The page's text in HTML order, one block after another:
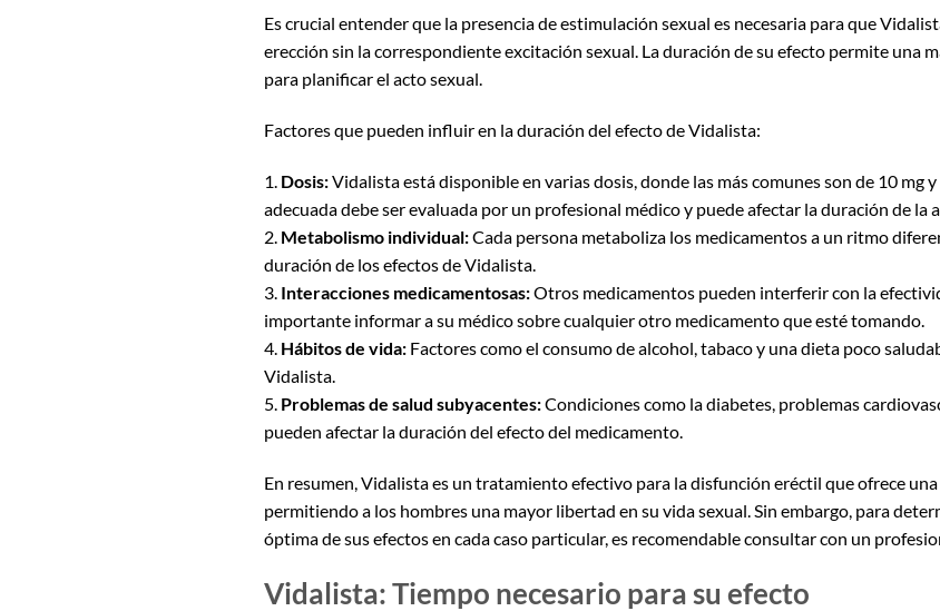
Es crucial entender que la presencia de estimulación sexual es necesaria para que
erección sin la correspondiente excitación sexual. La duración de su efecto permite una
para planificar el acto sexual.
Factores que pueden influir en la duración del efecto de Vidalista:
1. Dosis:Vidalista está disponible en varias dosis, donde las más comunes son de 10 mg
adecuada debe ser evaluada por un profesional médico y puede afectar la duración de la
2. Metabolismo individual:Cada persona metaboliza los medicamentos a un ritmo
duración de los efectos de Vidalista.
3. Interacciones medicamentosas:Otros medicamentos pueden interferir con la
importante informar a su médico sobre cualquier otro medicamento que esté tomando.
4. Hábitos de vida: Factores como el consumo de alcohol, tabaco y una dieta poco
Vidalista.
5. Problemas de salud subyacentes:Condiciones como la diabetes, problemas
pueden afectar la duración del efecto del medicamento.
En resumen, Vidalista es un tratamiento efectivo para la disfunción eréctil que ofrece
permitiendo a los hombres una mayor libertad en su vida sexual. Sin embargo, para
óptima de sus efectos en cada caso particular, es recomendable consultar con un
Vidalista: Tiempo necesario para su efecto